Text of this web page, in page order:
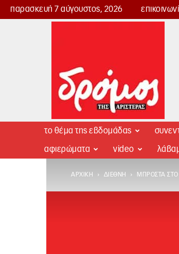
παρασκευή 7 αύγουστος, 2026
Δρόμος
το θέμα της εβδομάδας
αφιερώματα video
ΑΡΧΙΚΉ ΔΙΕΘΝΉ ΜΠΡΟΣΤΆ ΣΤΟ